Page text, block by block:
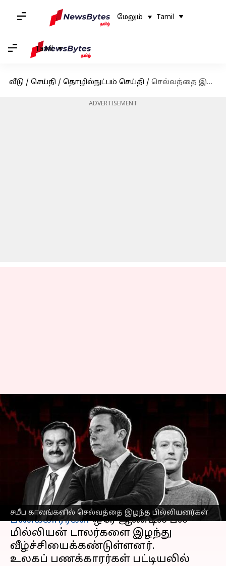
மேலும் Tamil
Tamil
வீடு / செய்தி / தொழில்நுட்பம் செய்தி / செல்வத்தை இழந்த பில்லியனர்கள் - அதானியின் எழுச்சியும் வீழ்ச்சியும்
ADVERTISEMENT
சமீப காலங்களில் செல்வத்தை இழந்த பில்லியனர்கள்
செல்வத்தை இழந்த
பில்லியனர்கள் -
அதானியின் எழுச்சியும்
வீழ்ச்சியும்
எழுதியவர் Siranjeevi Feb 22, 2023 11:52 am
செய்தி முன்னோட்டம்
பணக்காரர்கள்ஒரே ஆண்டில பல
மில்லியன் டாலர்களை இழந்து
வீழ்ச்சியைக்கண்டுள்ளனர்.
உலகப் பணக்காரர்கள் பட்டியலில்